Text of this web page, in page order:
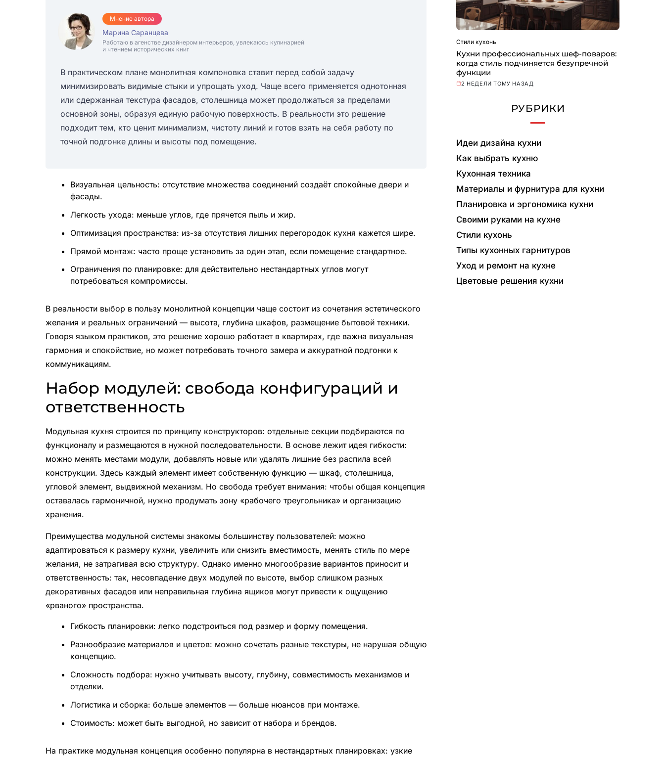
Мнение автора
Марина Саранцева
Работаю в агенстве дизайнером интерьеров, увлекаюсь кулинарией
и чтением исторических книг
В практическом плане монолитная компоновка ставит перед собой задачу
минимизировать видимые стыки и упрощать уход. Чаще всего применяется однотонная
или сдержанная текстура фасадов, столешница может продолжаться за пределами
основной зоны, образуя единую рабочую поверхность. В реальности это решение
подходит тем, кто ценит минимализм, чистоту линий и готов взять на себя работу по
точной подгонке длины и высоты под помещение.
Визуальная цельность: отсутствие множества соединений создаёт спокойные двери и
фасады.
Легкость ухода: меньше углов, где прячется пыль и жир.
Оптимизация пространства: из-за отсутствия лишних перегородок кухня кажется шире.
Прямой монтаж: часто проще установить за один этап, если помещение стандартное.
Ограничения по планировке: для действительно нестандартных углов могут
потребоваться компромиссы.
В реальности выбор в пользу монолитной концепции чаще состоит из сочетания эстетического
желания и реальных ограничений — высота, глубина шкафов, размещение бытовой техники.
Говоря языком практиков, это решение хорошо работает в квартирах, где важна визуальная
гармония и спокойствие, но может потребовать точного замера и аккуратной подгонки к
коммуникациям.
Набор модулей: свобода конфигураций и
ответственность
Модульная кухня строится по принципу конструкторов: отдельные секции подбираются по
функционалу и размещаются в нужной последовательности. В основе лежит идея гибкости:
можно менять местами модули, добавлять новые или удалять лишние без распила всей
конструкции. Здесь каждый элемент имеет собственную функцию — шкаф, столешница,
угловой элемент, выдвижной механизм. Но свобода требует внимания: чтобы общая концепция
оставалась гармоничной, нужно продумать зону «рабочего треугольника» и организацию
хранения.
Преимущества модульной системы знакомы большинству пользователей: можно
адаптироваться к размеру кухни, увеличить или снизить вместимость, менять стиль по мере
желания, не затрагивая всю структуру. Однако именно многообразие вариантов приносит и
ответственность: так, несовпадение двух модулей по высоте, выбор слишком разных
декоративных фасадов или неправильная глубина ящиков могут привести к ощущению
«рваного» пространства.
Гибкость планировки: легко подстроиться под размер и форму помещения.
Разнообразие материалов и цветов: можно сочетать разные текстуры, не нарушая общую
концепцию.
Сложность подбора: нужно учитывать высоту, глубину, совместимость механизмов и
отделки.
Логистика и сборка: больше элементов — больше нюансов при монтаже.
Стоимость: может быть выгодной, но зависит от набора и брендов.
На практике модульная концепция особенно популярна в нестандартных планировках: узкие
Стили кухонь
Кухни профессиональных шеф-поваров:
когда стиль подчиняется безупречной
функции
2 НЕДЕЛИ ТОМУ НАЗАД
РУБРИКИ
Идеи дизайна кухни
Как выбрать кухню
Кухонная техника
Материалы и фурнитура для кухни
Планировка и эргономика кухни
Своими руками на кухне
Стили кухонь
Типы кухонных гарнитуров
Уход и ремонт на кухне
Цветовые решения кухни